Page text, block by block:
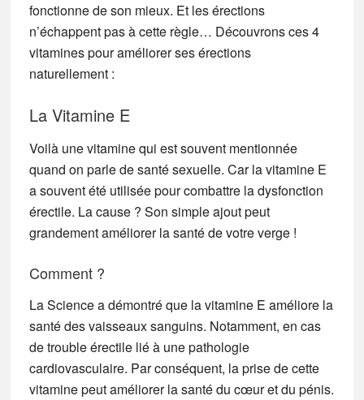
fonctionne de son mieux. Et les érections
n’échappent pas à cette règle… Découvrons ces 4
vitamines pour améliorer ses érections
naturellement :
La Vitamine E
Voilà une vitamine qui est souvent mentionnée
quand on parle de santé sexuelle. Car la vitamine E
a souvent été utilisée pour combattre la dysfonction
érectile. La cause ? Son simple ajout peut
grandement améliorer la santé de votre verge !
Comment ?
La Science a démontré que la vitamine E améliore la
santé des vaisseaux sanguins. Notamment, en cas
de trouble érectile lié à une pathologie
cardiovasculaire. Par conséquent, la prise de cette
vitamine peut améliorer la santé du cœur et du pénis.